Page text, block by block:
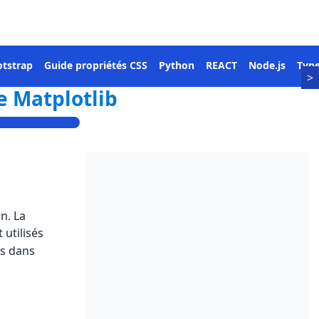
Guide propriétés CSS Python REACT Node.js
>
Matplotlib
La
utilisés
dans